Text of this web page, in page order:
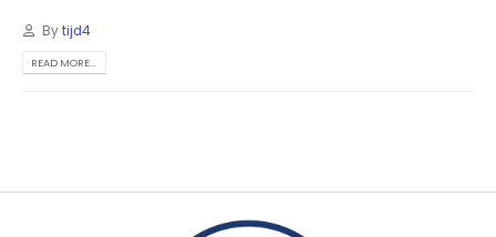
Bytijd4
READ MORE...